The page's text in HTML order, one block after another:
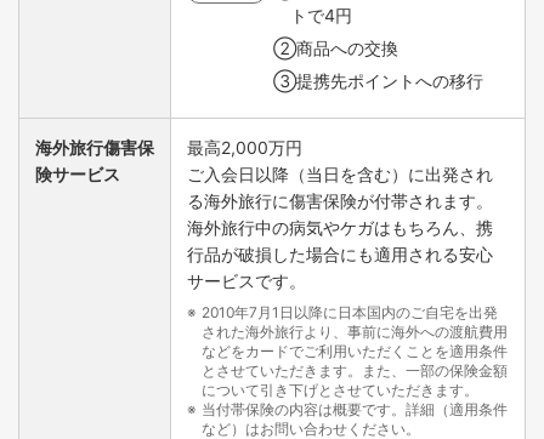
トで4円
②商品への交換
③提携先ポイントへの移行
海外旅行傷害保
険サービス
最高2,000万円
ご入会日以降（当日を含む）に出発され
る海外旅行に傷害保険が付帯されます。
海外旅行中の病気やケガはもちろん、携
行品が破損した場合にも適用される安心
サービスです。
2010年7月1日以降に日本国内のご自宅を出発
された海外旅行より、事前に海外への渡航費用
などをカードでご利用いただくことを適用条件
とさせていただきます。また、一部の保険金額
について引き下げとさせていただきます。
当付帯保険の内容は概要です。詳細（適用条件
など）はお問い合わせください。